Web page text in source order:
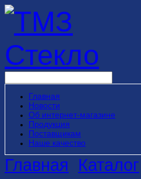
Главная
Новости
Об интернет-магазине
Продукция
Поставщикам
Наше качество
Главная Каталог